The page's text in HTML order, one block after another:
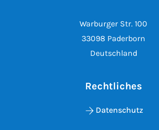
Warburger Str. 100
33098 Paderborn
Deutschland
Rechtliches
Datenschutz